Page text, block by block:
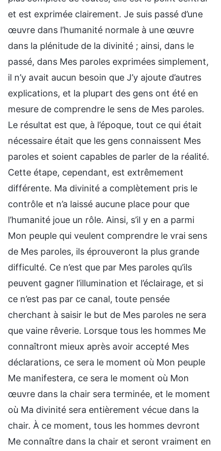
et est exprimée clairement. Je suis passé d’une
œuvre dans l’humanité normale à une œuvre
dans la plénitude de la divinité ; ainsi, dans le
passé, dans Mes paroles exprimées simplement,
il n’y avait aucun besoin que J’y ajoute d’autres
explications, et la plupart des gens ont été en
mesure de comprendre le sens de Mes paroles.
Le résultat est que, à l’époque, tout ce qui était
nécessaire était que les gens connaissent Mes
paroles et soient capables de parler de la réalité.
Cette étape, cependant, est extrêmement
différente. Ma divinité a complètement pris le
contrôle et n’a laissé aucune place pour que
l’humanité joue un rôle. Ainsi, s’il y en a parmi
Mon peuple qui veulent comprendre le vrai sens
de Mes paroles, ils éprouveront la plus grande
difficulté. Ce n’est que par Mes paroles qu’ils
peuvent gagner l’illumination et l’éclairage, et si
ce n’est pas par ce canal, toute pensée
cherchant à saisir le but de Mes paroles ne sera
que vaine rêverie. Lorsque tous les hommes Me
connaîtront mieux après avoir accepté Mes
déclarations, ce sera le moment où Mon peuple
Me manifestera, ce sera le moment où Mon
œuvre dans la chair sera terminée, et le moment
où Ma divinité sera entièrement vécue dans la
chair. À ce moment, tous les hommes devront
Me connaître dans la chair et seront vraiment en